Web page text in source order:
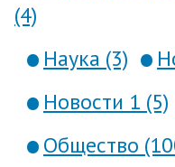
(4)
Наука (3)
Новости 1 (5)
Общество